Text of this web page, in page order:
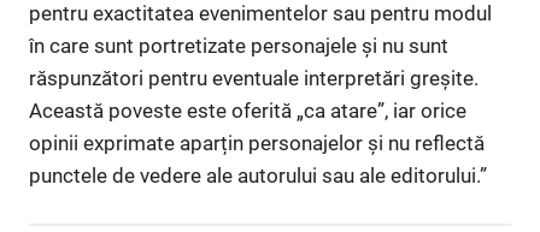
pentru exactitatea evenimentelor sau pentru modul
în care sunt portretizate personajele și nu sunt
răspunzători pentru eventuale interpretări greșite.
Această poveste este oferită „ca atare”, iar orice
opinii exprimate aparțin personajelor și nu reflectă
punctele de vedere ale autorului sau ale editorului.”